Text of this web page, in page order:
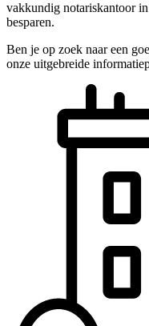
vakkundig notariskantoor
besparen.
Ben je op zoek naar een
onze uitgebreide